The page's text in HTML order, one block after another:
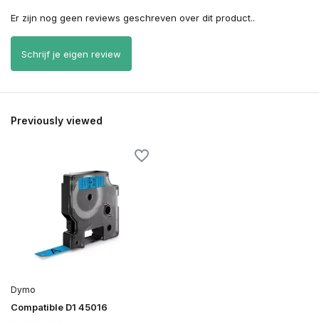
Er zijn nog geen reviews geschreven over dit product..
Schrijf je eigen review
Previously viewed
Dymo
Compatible D1 45016